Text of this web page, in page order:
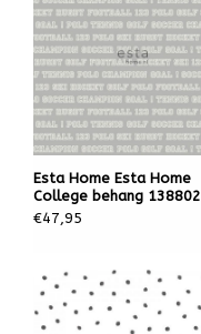
Esta Home Esta Home
College behang 138802
€47,95